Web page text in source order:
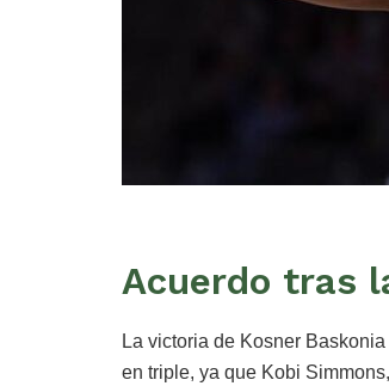
Acuerdo tras
La victoria de Kosner
en triple, ya que Kobi